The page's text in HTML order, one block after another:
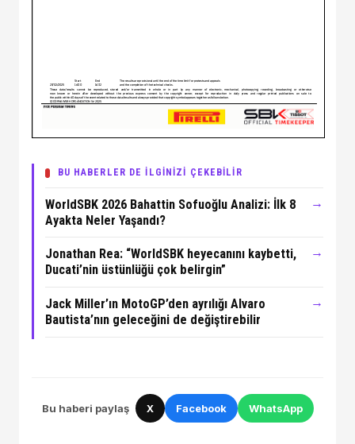
BU HABERLER DE İLGİNİZİ ÇEKEBİLİR
WorldSBK 2026 Bahattin Sofuoğlu Analizi: İlk 8
Ayakta Neler Yaşandı?
→
Jonathan Rea: “WorldSBK heyecanını kaybetti,
Ducati’nin üstünlüğü çok belirgin”
→
Jack Miller’ın MotoGP’den ayrılığı Alvaro
Bautista’nın geleceğini de değiştirebilir
→
Bu haberi paylaş X Facebook WhatsApp